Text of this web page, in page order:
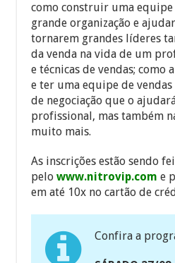
como construir uma
grande organização e
tornarem grandes líderes
da venda na vida de um
e técnicas de vendas; como
e ter uma equipe de vendas
de negociação que o
profissional, mas também
muito mais.
As inscrições estão sendo
pelowww.nitrovip.com e
em até 10x no cartão de
Confira a